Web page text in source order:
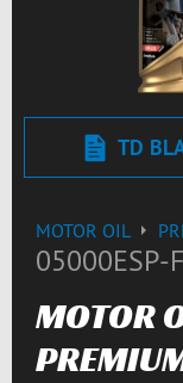
TD
MOTOR OIL
05000ESP-
MOTOR